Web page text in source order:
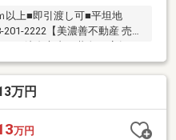
以上■即引渡し可■平坦地
2222【美濃善不動産 売買
ありませんか。私たちが美
阜の不動産エキスパート！
のことならお任せ下さい。
万円
万円